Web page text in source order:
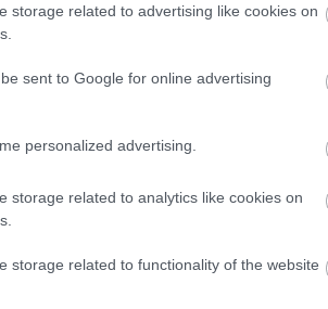
storage related to advertising like cookies on
sent to Google for online advertising
personalized advertising.
storage related to analytics like cookies on
storage related to functionality of the website
2
Δυσκολία
γάλακτος με όλα της τα λιπαρά